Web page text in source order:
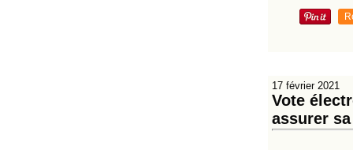
17 février 2021
Vote
assurer